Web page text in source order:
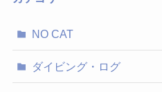
NO CAT
ダイビング・ログ